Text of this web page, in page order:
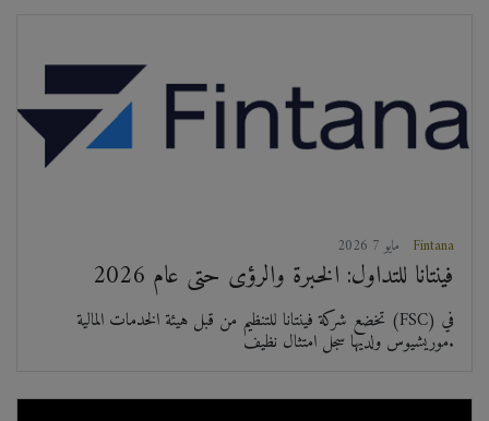
Fintana
فينتانا للتداول: الخبرة والرؤى حتى عام 2026
تخضع شركة فينتانا للتنظيم من قبل هيئة الخدمات المالية (FSC) في
موريشيوس ولديها سجل امتثال نظيف.